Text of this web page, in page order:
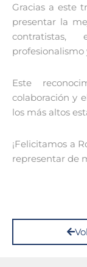
Gracias a este
presentar la
contratistas,
profesionalismo
Este
colaboración y
los más altos
¡Felicitamos a
representar de